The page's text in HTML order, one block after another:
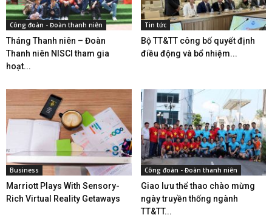
Công đoàn - Đoàn thanh niên
Tháng Thanh niên – Đoàn
Thanh niên NISCI tham gia
hoạt...
Tin tức
Bộ TT&TT công bố quyết định
điều động và bổ nhiệm...
Business
Marriott Plays With Sensory-
Rich Virtual Reality Getaways
Công đoàn - Đoàn thanh niên
Giao lưu thể thao chào mừng
ngày truyền thống ngành
TT&TT...